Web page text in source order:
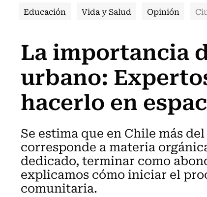
Educación Vida y Salud Opinión
La importancia
urbano:
hacerlo en
Se estima que en Chile más
corresponde a materia
dedicado, terminar como
explicamos cómo iniciar el
comunitaria.